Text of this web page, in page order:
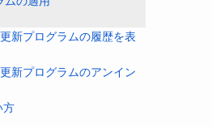
新プログラムの履歴を表
新プログラムのアンイン
方